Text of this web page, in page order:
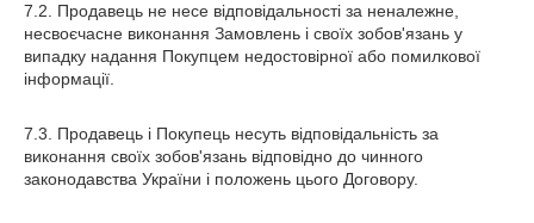
7.2. Продавець не несе відповідальності за неналежне,
несвоєчасне виконання Замовлень і своїх зобов'язань у
випадку надання Покупцем недостовірної або помилкової
інформації.
7.3. Продавець і Покупець несуть відповідальність за
виконання своїх зобов'язань відповідно до чинного
законодавства України і положень цього Договору.